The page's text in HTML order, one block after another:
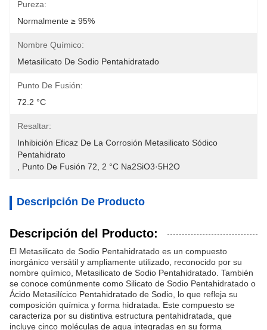
Pureza:
Normalmente ≥ 95%
Nombre Químico:
Metasilicato De Sodio Pentahidratado
Punto De Fusión:
72.2 °C
Resaltar:
Inhibición Eficaz De La Corrosión Metasilicato Sódico
Pentahidrato
Punto De Fusión 72 2 °C Na2SiO3·5H2O
Descripción De Producto
Descripción del Producto:
El Metasilicato de Sodio Pentahidratado es un compuesto
inorgánico versátil y ampliamente utilizado, reconocido por su
nombre químico, Metasilicato de Sodio Pentahidratado. También
se conoce comúnmente como Silicato de Sodio Pentahidratado o
Ácido Metasilícico Pentahidratado de Sodio, lo que refleja su
composición química y forma hidratada. Este compuesto se
caracteriza por su distintiva estructura pentahidratada, que
incluye cinco moléculas de agua integradas en su forma